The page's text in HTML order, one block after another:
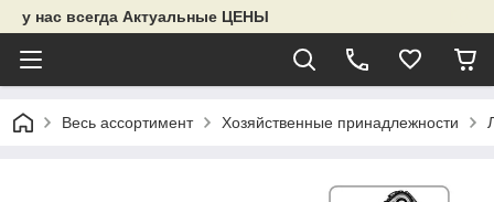
у нас всегда Актуальные ЦЕНЫ
Весь ассортимент Хозяйственные принадлежности